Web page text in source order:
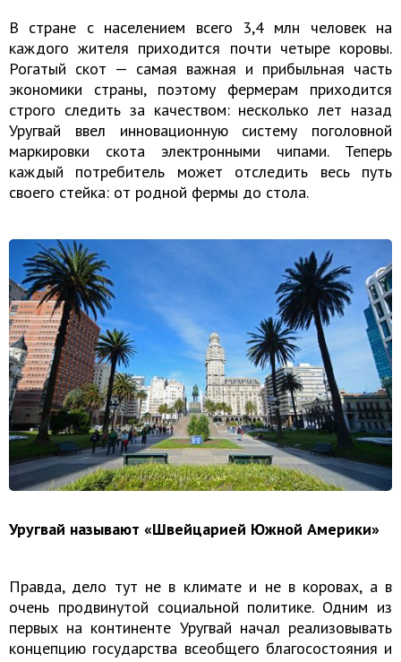
В стране с населением всего 3,4 млн человек на
каждого жителя приходится почти четыре коровы.
Рогатый скот — самая важная и прибыльная часть
экономики страны, поэтому фермерам приходится
строго следить за качеством: несколько лет назад
Уругвай ввел инновационную систему поголовной
маркировки скота электронными чипами. Теперь
каждый потребитель может отследить весь путь
своего стейка: от родной фермы до стола.
Уругвай называют «Швейцарией Южной Америки»
Правда, дело тут не в климате и не в коровах, а в
очень продвинутой социальной политике. Одним из
первых на континенте Уругвай начал реализовывать
концепцию государства всеобщего благосостояния и